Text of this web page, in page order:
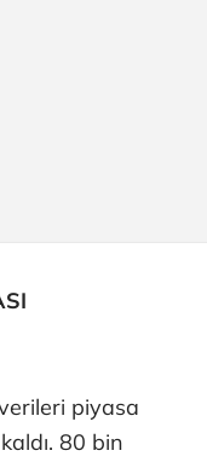
piyasa
80 bin